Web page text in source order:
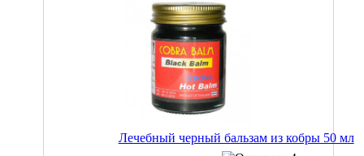
Лечебный черный бальзам из кобры 50 мл